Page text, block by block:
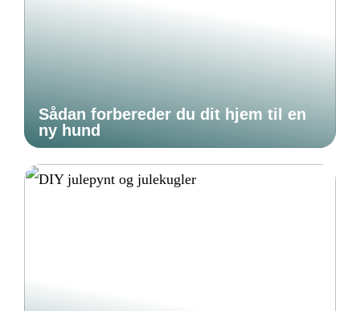
Sådan forbereder du dit hjem til en
ny hund